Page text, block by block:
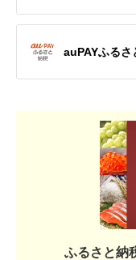
auPAYふるさ
ふるさと納